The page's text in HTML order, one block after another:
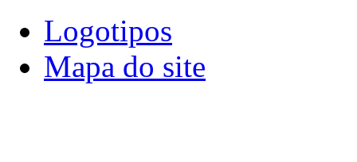
Logotipos
Mapa do site